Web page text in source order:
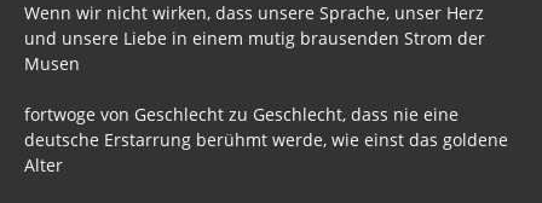
Wenn wir nicht wirken, dass unsere Sprache, unser Herz
und unsere Liebe in einem mutig brausenden Strom der
Musen
fortwoge von Geschlecht zu Geschlecht, dass nie eine
deutsche Erstarrung berühmt werde, wie einst das goldene
Alter